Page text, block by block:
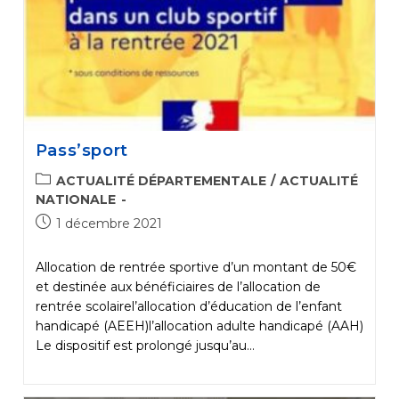
Pass’sport
POST
CATEGORY:
ACTUALITÉ DÉPARTEMENTALE / ACTUALITÉ
NATIONALE
Post1 décembre 2021
Allocation de rentrée sportive d’un montant de 50€
et destinée aux bénéficiaires de l’allocation de
rentrée scolairel’allocation d’éducation de l’enfant
handicapé (AEEH)l’allocation adulte handicapé (AAH)
Le dispositif est prolongé jusqu’au…